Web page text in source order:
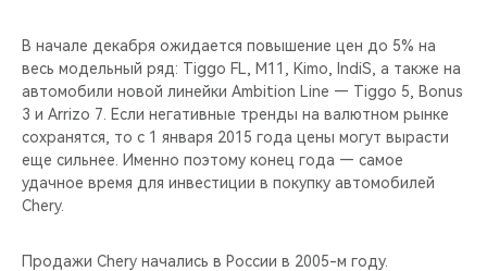
CHERY И СПОРТ
ВИДЕООБЗОРЫ
CHERY ДЛЯ ДЕТЕЙ
В начале декабря ожидается повышение цен до 5% на
весь модельный ряд: Tiggo FL, M11, Kimo, IndiS, а также на
автомобили новой линейки Ambition Line — Tiggo 5, Bonus
3 и Arrizo 7. Если негативные тренды на валютном рынке
сохранятся, то с 1 января 2015 года цены могут вырасти
еще сильнее. Именно поэтому конец года — самое
удачное время для инвестиции в покупку автомобилей
Chery.
Продажи Chery начались в России в 2005-м году.